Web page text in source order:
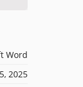
Word
2025